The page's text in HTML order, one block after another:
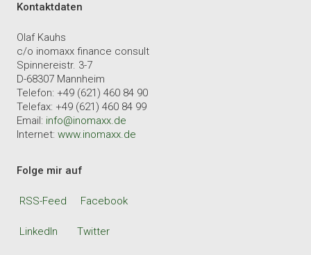
Kontaktdaten
Olaf Kauhs
c/o inomaxx finance consult
Spinnereistr. 3-7
D-68307 Mannheim
Telefon: +49 (621) 460 84 90
Telefax: +49 (621) 460 84 99
Email: info@inomaxx.de
Internet: www.inomaxx.de
Folge mir auf
RSS-Feed Facebook
LinkedIn Twitter